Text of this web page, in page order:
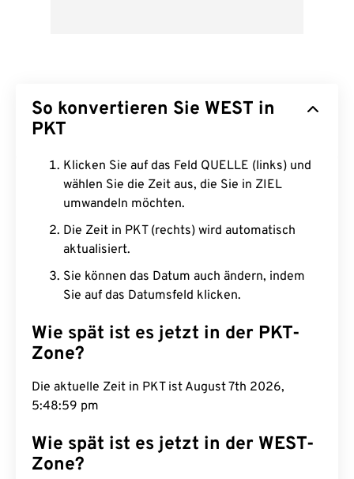
So konvertieren Sie WEST in
PKT
Klicken Sie auf das Feld QUELLE (links) und
wählen Sie die Zeit aus, die Sie in ZIEL
umwandeln möchten.
Die Zeit in PKT (rechts) wird automatisch
aktualisiert.
Sie können das Datum auch ändern, indem
Sie auf das Datumsfeld klicken.
Wie spät ist es jetzt in der PKT-
Zone?
Die aktuelle Zeit in PKT ist August 7th 2026,
5:49:00 pm
Wie spät ist es jetzt in der WEST-
Zone?